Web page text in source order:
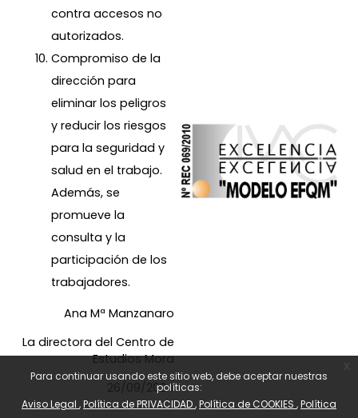
Para continuar usando este sitio web, debe aceptar nuestras
políticas:
Aviso Legal Política de PRIVACIDAD Política de COOKIES Política
contra accesos no
autorizados.
Compromiso de la
dirección para
eliminar los peligros
y reducir los riesgos
para la seguridad y
salud en el trabajo.
Además, se
promueve la
consulta y la
participación de los
trabajadores.
Ana Mª Manzanaro
La directora del Centro de
Estudios Mora
26/09/2024